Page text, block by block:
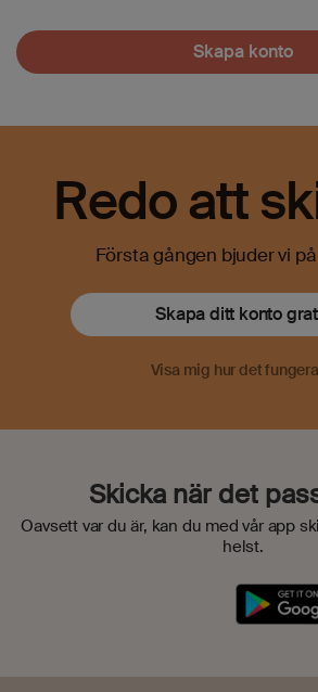
Skapa konto
Redo att
Första gången bjuder vi
Skapa ditt konto
Visa mig hur det
Skicka när det
Oavsett var du är, kan du med vår app
helst.